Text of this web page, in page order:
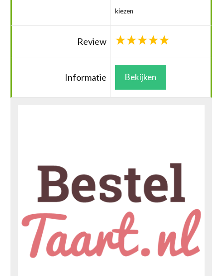
kiezen
Review
Informatie Bekijken